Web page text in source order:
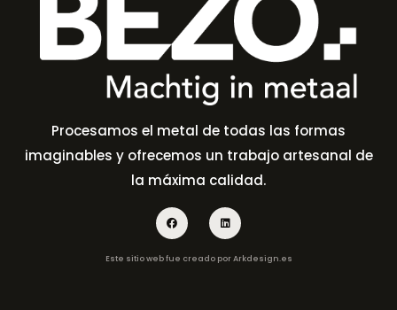
Procesamos el metal de todas las formas
imaginables y ofrecemos un trabajo artesanal de
la máxima calidad.
Este sitio web fue creado porArkdesign.es